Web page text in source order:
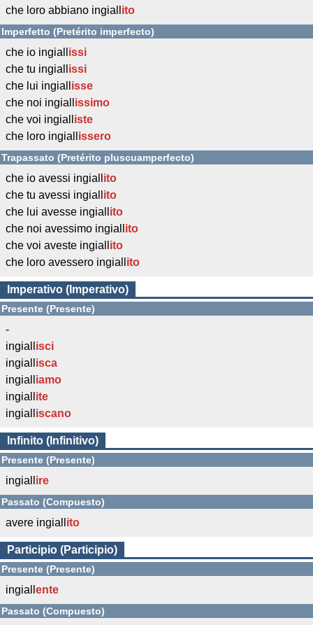
che loro abbiano ingiall ito
Imperfetto (Pretérito imperfecto)
che io ingiall issi
che tu ingiall issi
che lui ingiall isse
che noi ingiall issimo
che voi ingiall iste
che loro ingiall issero
Trapassato (Pretérito pluscuamperfecto)
che io avessi ingiall ito
che tu avessi ingiall ito
che lui avesse ingiall ito
che noi avessimo ingiall ito
che voi aveste ingiall ito
che loro avessero ingiall ito
Imperativo (Imperativo)
Presente (Presente)
-
ingiall isci
ingiall isca
ingiall iamo
ingiall ite
ingiall iscano
Infinito (Infinitivo)
Presente (Presente)
ingiall ire
Passato (Compuesto)
avere ingiall ito
Participio (Participio)
Presente (Presente)
ingiall ente
Passato (Compuesto)